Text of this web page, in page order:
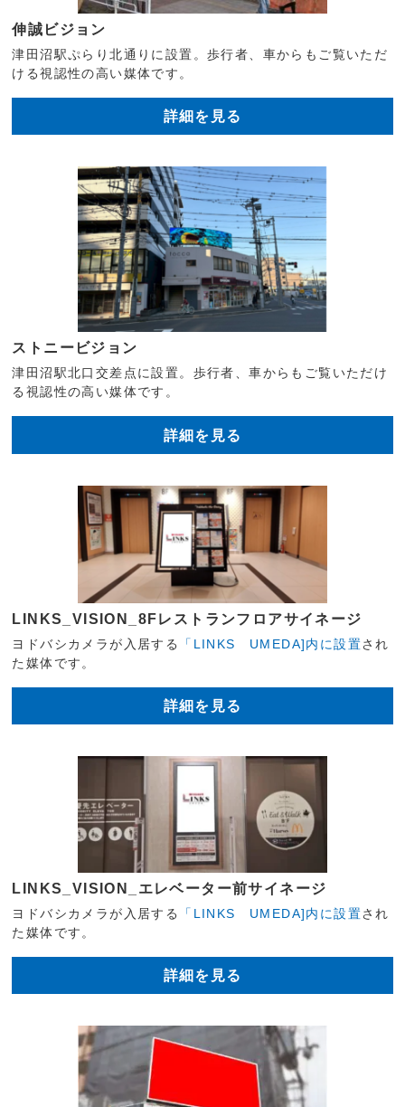
伸誠ビジョン
津田沼駅ぷらり北通りに設置。歩行者、車からもご覧いただ
ける視認性の高い媒体です。
詳細を見る
ストニービジョン
津田沼駅北口交差点に設置。歩行者、車からもご覧いただけ
る視認性の高い媒体です。
詳細を見る
LINKS_VISION_8Fレストランフロアサイネージ
ヨドバシカメラが入居する 「LINKS UMEDA]内に設置され
た媒体です。
詳細を見る
LINKS_VISION_エレベーター前サイネージ
ヨドバシカメラが入居する 「LINKS UMEDA]内に設置され
た媒体です。
詳細を見る